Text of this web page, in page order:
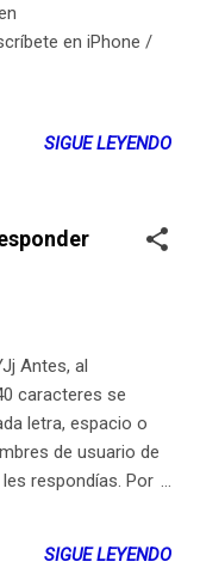
en iPhone /
SIGUE LEYENDO
Antes, al
caracteres se
letra, espacio o
de usuario de
respondías. Por
responder sin
SIGUE LEYENDO